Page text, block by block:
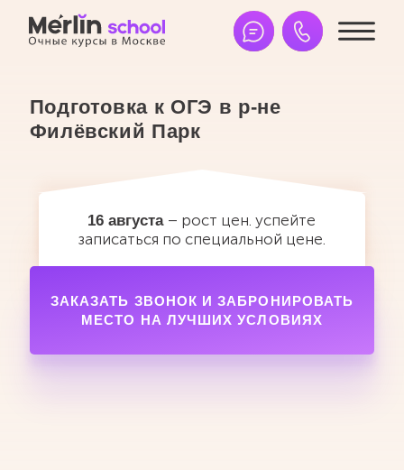
Подготовка к ОГЭ в р-не
Филёвский Парк
16 августа – рост цен. успейте
записаться по специальной цене.
ЗАКАЗАТЬ ЗВОНОК И ЗАБРОНИРОВАТЬ
МЕСТО НА ЛУЧШИХ УСЛОВИЯХ
Власова Ольга
Кондрашова Алина Семёновна
Акимова Светлана Владимировна
Каримова Анастасия